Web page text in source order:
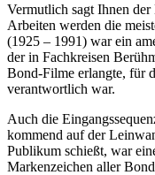
Vermutlich sagt Ihnen
Arbeiten werden die
(1925 – 1991) war ein
der in Fachkreisen
Bond-Filme erlangte, für
verantwortlich war.
Auch die
kommend auf der
Publikum schießt, war
Markenzeichen aller